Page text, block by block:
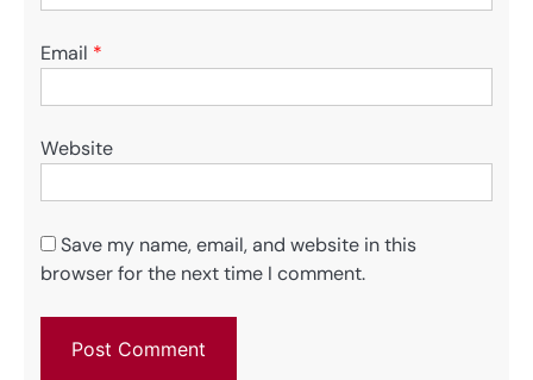
Email *
Website
Save my name, email, and website in this
browser for the next time I comment.